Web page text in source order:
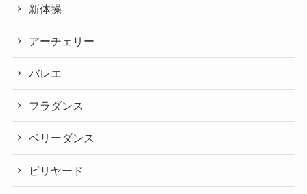
新体操
アーチェリー
バレエ
フラダンス
ベリーダンス
ビリヤード